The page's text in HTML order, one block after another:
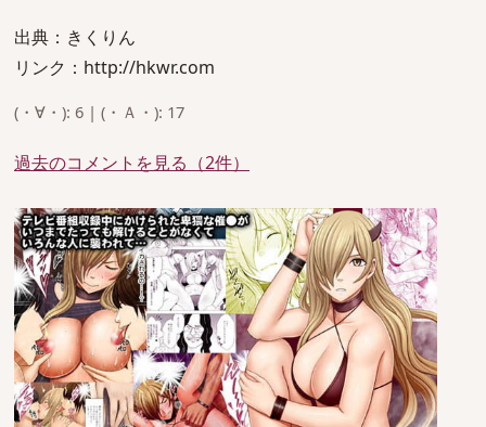
出典：きくりん
リンク：http://hkwr.com
(・∀・): 6 | (・Ａ・): 17
過去のコメントを見る（2件）